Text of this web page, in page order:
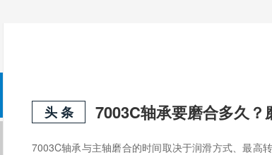
头 条 7003C轴承要磨合多久？
7003C轴承与主轴磨合的时间取决于润滑方式、最高